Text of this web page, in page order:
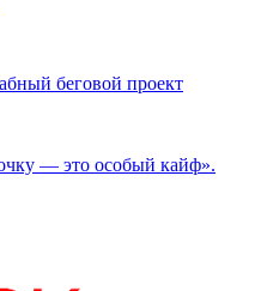
беговой проект
— это особый кайф».